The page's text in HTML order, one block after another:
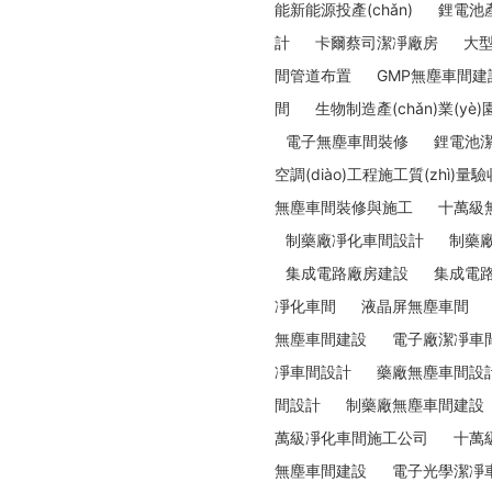
能新能源投產(chǎn)
鋰電池
計
卡爾蔡司潔凈廠房
大
間管道布置
GMP無塵車間建
間
生物制造產(chǎn)業(yè)
電子無塵車間裝修
鋰電池
空調(diào)工程施工質(zhì)量驗
無塵車間裝修與施工
十萬級
制藥廠凈化車間設計
制藥
集成電路廠房建設
集成電
凈化車間
液晶屏無塵車間
無塵車間建設
電子廠潔凈車
凈車間設計
藥廠無塵車間設
間設計
制藥廠無塵車間建設
萬級凈化車間施工公司
十萬
無塵車間建設
電子光學潔凈